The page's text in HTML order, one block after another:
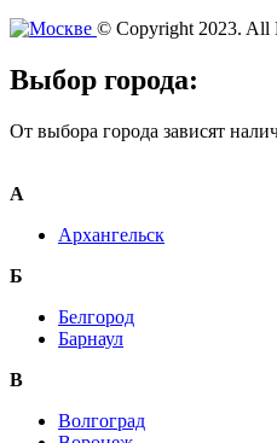
© Copyright 2023. All
Выбор города:
От выбора города зависят
А
Архангельск
Б
Белгород
Барнаул
В
Волгоград